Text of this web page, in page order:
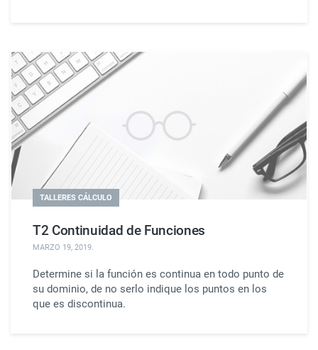
TALLERES CÁLCULO
T2 Continuidad de Funciones
MARZO 19, 2019.
Determine si la función es continua en todo punto de
su dominio, de no serlo indique los puntos en los
que es discontinua.